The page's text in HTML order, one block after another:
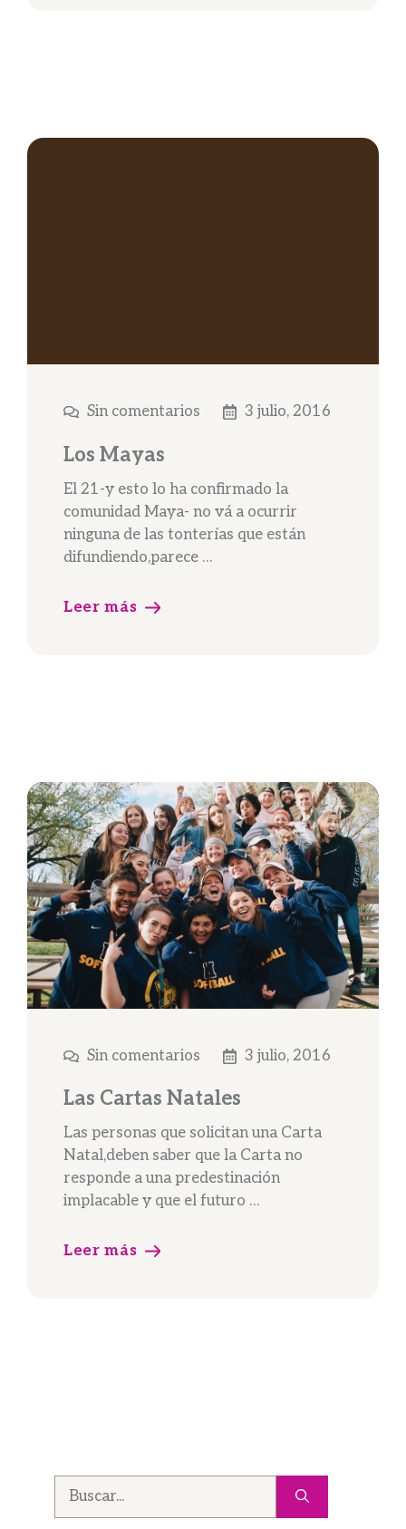
Sin comentarios 3 julio, 2016
Los Mayas
El 21-y esto lo ha confirmado la
comunidad Maya- no vá a ocurrir
ninguna de las tonterías que están
difundiendo,parece …
Leer más
Sin comentarios 3 julio, 2016
Las Cartas Natales
Las personas que solicitan una Carta
Natal,deben saber que la Carta no
responde a una predestinación
implacable y que el futuro …
Leer más
Buscar: